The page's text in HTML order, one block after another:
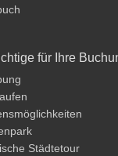
für Ihre
Städtetour